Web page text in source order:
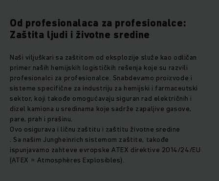
Od profesionalaca za profesionalce:
Zaštita ljudi i životne sredine
Naši viljuškari sa zaštitom od eksplozije služe kao odličan
primer naših hemijskih logističkih rešenja koje su razvili
profesionalci za profesionalce. Snabdevamo proizvode i
sisteme specifične za industriju za hemijski i farmaceutski
sektor, koji takođe omogućavaju siguran rad električnih i
dizel kamiona u sredinama koje sadrže zapaljive gasove,
pare, prah i prašinu.
Ovo osigurava i ličnu zaštitu i zaštitu životne sredine
. Sa našim Jungheinrich sistemom zaštite, takođe
ispunjavamo zahteve evropske ATEX direktive 2014/24/EU
(ATEX = Atmosphères Explosibles).